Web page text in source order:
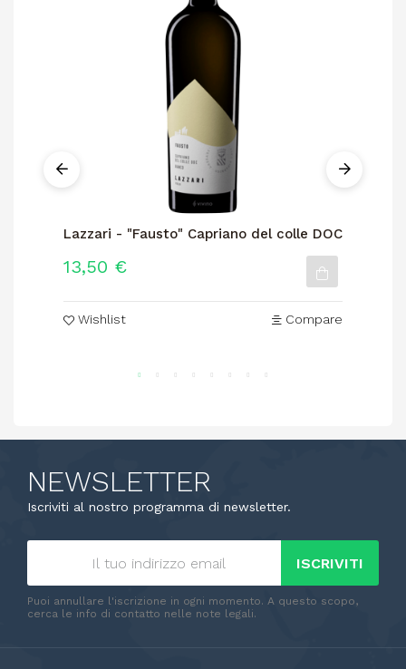
Lazzari - "Fausto" Capriano del colle DOC
13,50 €
Wishlist Compare
NEWSLETTER
Iscriviti al nostro programma di newsletter.
ISCRIVITI
Puoi annullare l'iscrizione in ogni momento. A questo scopo,
cerca le info di contatto nelle note legali.